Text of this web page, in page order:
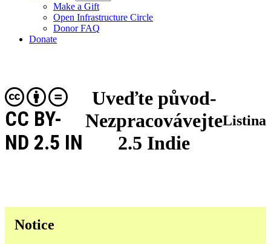
Make a Gift
Open Infrastructure Circle
Donor FAQ
Donate
Uveďte původ-
Nezpracovávejte
2.5 Indie
CC BY-
ND 2.5 IN
Listina
Notice